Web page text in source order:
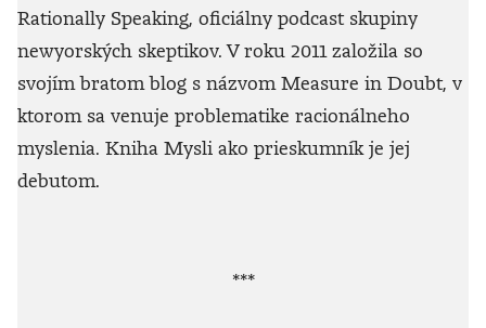
Rationally Speaking, oficiálny podcast skupiny
newyorských skeptikov. V roku 2011 založila so
svojím bratom blog s názvom Measure in Doubt, v
ktorom sa venuje problematike racionálneho
myslenia. Kniha Mysli ako prieskumník je jej
debutom.
***